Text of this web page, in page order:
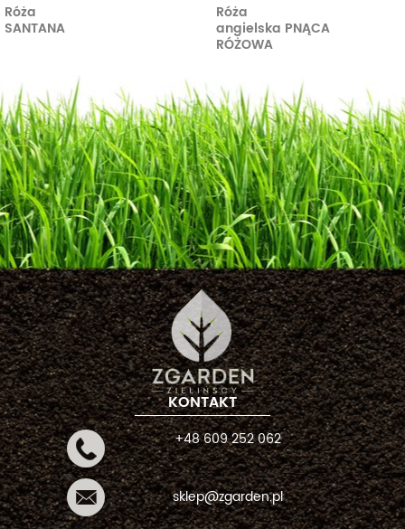
Róża
SANTANA
Róża
angielska PNĄCA
RÓŻOWA
KONTAKT
+48 609 252 062
sklep@zgarden.pl